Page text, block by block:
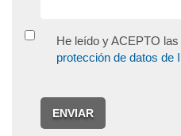
He leído y ACEPTO las
protección de datos de
ENVIAR